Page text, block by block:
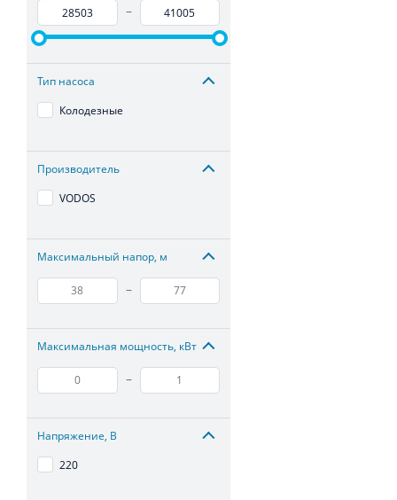
–
Тип насоса
Колодезные
Производитель
VODOS
Максимальный напор, м
–
Максимальная мощность, кВт
–
Напряжение, В
220